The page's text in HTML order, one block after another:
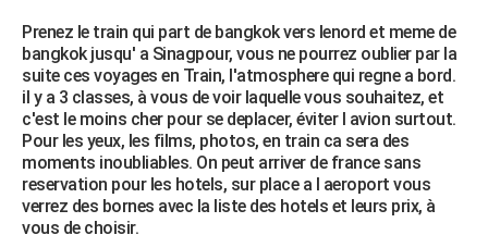
Prenez le train qui part de bangkok vers lenord et meme de
bangkok jusqu' a Sinagpour, vous ne pourrez oublier par la
suite ces voyages en Train, l'atmosphere qui regne a bord.
il y a 3 classes, à vous de voir laquelle vous souhaitez, et
c'est le moins cher pour se deplacer, éviter l avion surtout.
Pour les yeux, les films, photos, en train ca sera des
moments inoubliables. On peut arriver de france sans
reservation pour les hotels, sur place a l aeroport vous
verrez des bornes avec la liste des hotels et leurs prix, à
vous de choisir.